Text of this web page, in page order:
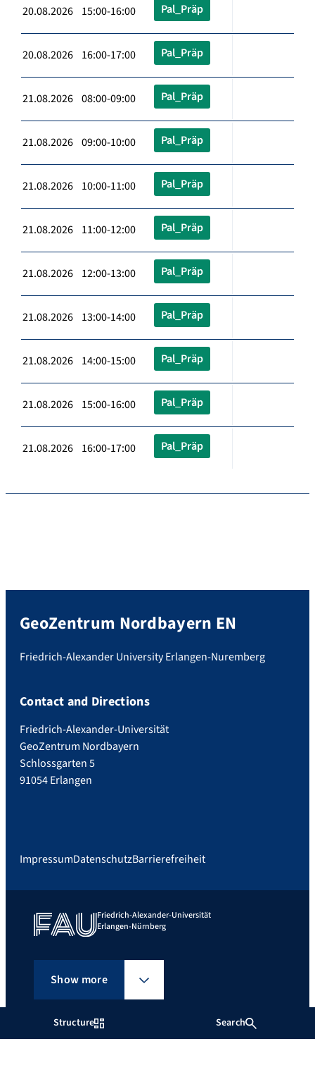
Structure Search
20.08.2026 15:00-16:00 Pal_Präp
20.08.2026 16:00-17:00 Pal_Präp
21.08.2026 08:00-09:00 Pal_Präp
21.08.2026 09:00-10:00 Pal_Präp
21.08.2026 10:00-11:00 Pal_Präp
21.08.2026 11:00-12:00 Pal_Präp
21.08.2026 12:00-13:00 Pal_Präp
21.08.2026 13:00-14:00 Pal_Präp
21.08.2026 14:00-15:00 Pal_Präp
21.08.2026 15:00-16:00 Pal_Präp
21.08.2026 16:00-17:00 Pal_Präp
GeoZentrum Nordbayern EN
Friedrich-Alexander University Erlangen-Nuremberg
Contact and Directions
Friedrich-Alexander-Universität
GeoZentrum Nordbayern
Schlossgarten 5
91054 Erlangen
ImpressumDatenschutzBarrierefreiheit
Friedrich-Alexander-Universität
Erlangen-Nürnberg
Show more